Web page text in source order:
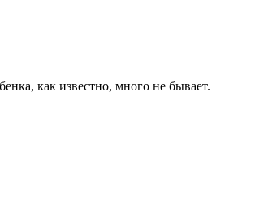
как известно, много не бывает.